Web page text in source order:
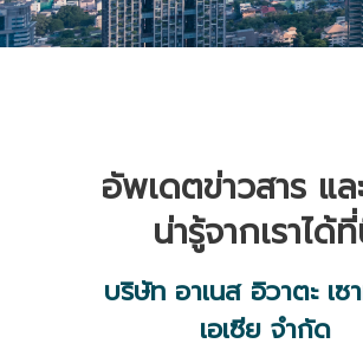
อัพเดตข่าวสาร แล
น่ารู้จากเราได้
บริษัท อาเนส อิวาตะ เ
เอเซีย จำกัด